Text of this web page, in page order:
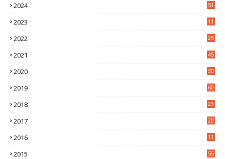
2024 51
2023
11
2022
25
2021
45
2020
30
2019 60
2018
23
2017
20
2016
11
2015 55